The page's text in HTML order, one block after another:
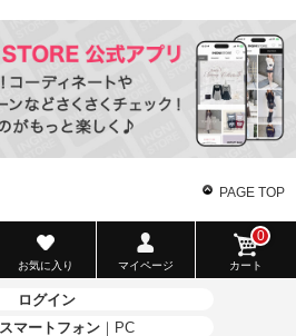
PAGE TOP
お気に入り マイページ カート
0
ログイン
スマートフォン ｜ PC